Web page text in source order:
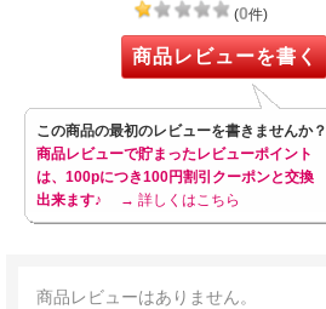
(0件)
商品レビューを書く
この商品の最初のレビューを書きませんか？
商品レビューで貯まったレビューポイント
は、100pにつき100円割引クーポンと交換
出来ます♪
→ 詳しくはこちら
商品レビューはありません。